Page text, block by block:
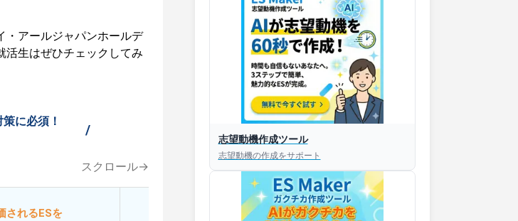
・アールジャパンホールデ
活生はぜひチェックしてみ
に必須！
/
スクロール→
されるESを
今すぐESを
志望動機作成ツール
志望動機の作成をサポート